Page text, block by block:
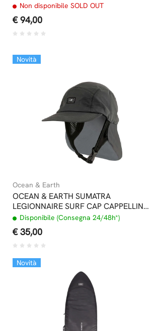
Non disponibile SOLD OUT
€ 94,00
Novità
Ocean & Earth
OCEAN & EARTH SUMATRA
LEGIONNAIRE SURF CAP CAPPELLINO
SURF CHARCOAL
Disponibile (Consegna 24/48h*)
€ 35,00
Novità